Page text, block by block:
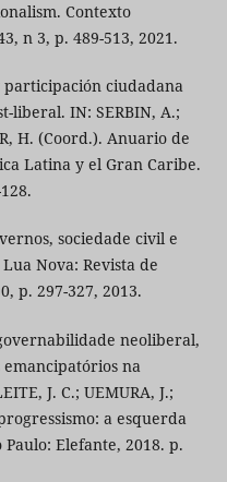
Contexto
n 3, p. 489-513, 2021.
participación ciudadana
liberal. IN: SERBIN, A.;
H. (Coord.). Anuario de
Latina y el Gran Caribe.
sociedade civil e
Nova: Revista de
p. 297-327, 2013.
neoliberal,
na
J. C.; UEMURA, J.;
a esquerda
Elefante, 2018. p.